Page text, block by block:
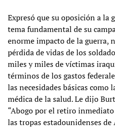
Expresó que su oposición a la
tema fundamental de su
enorme impacto de la guerra,
pérdida de vidas de los
miles y miles de víctimas
términos de los gastos
las necesidades básicas como
médica de la salud. Le dijo
“Abogo por el retiro
las tropas estadounidenses